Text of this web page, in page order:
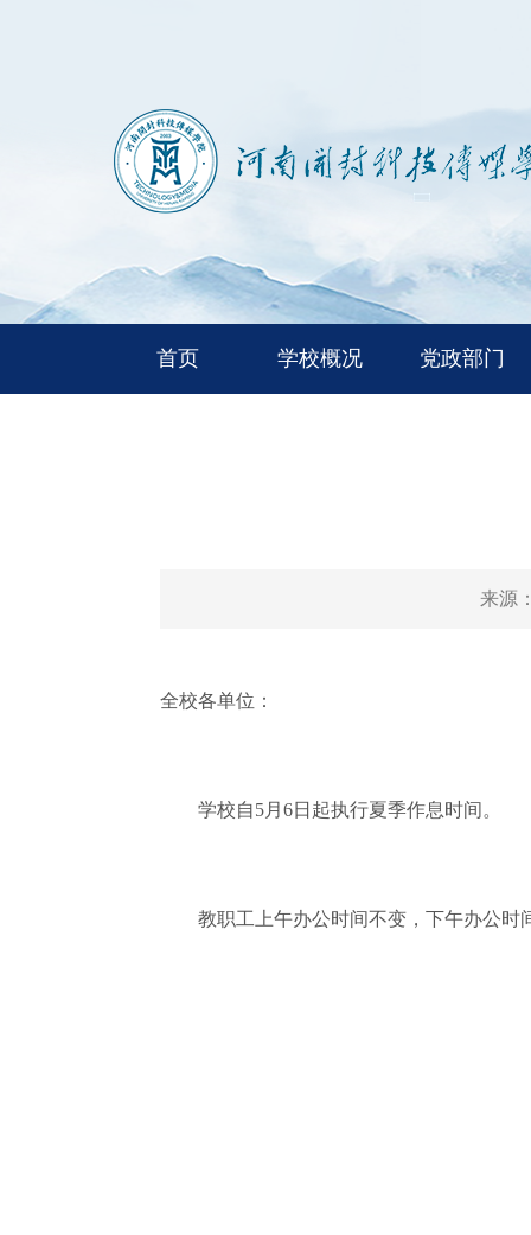
首页 学校概况 党政部门
来源
全校各单位：
学校自5月6日起执行夏季作息时间。
教职工上午办公时间不变，下午办公时间